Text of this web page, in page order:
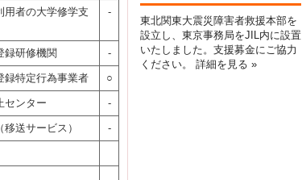
用者の大学修学支
-
録研修機関 -
録特定行為事業者 ○
センター -
送サービス） -
東北関東大震災障害者救援本部を
設立し、東京事務局をJIL内に設置
いたしました。支援募金にご協力
ください。 詳細を見る »